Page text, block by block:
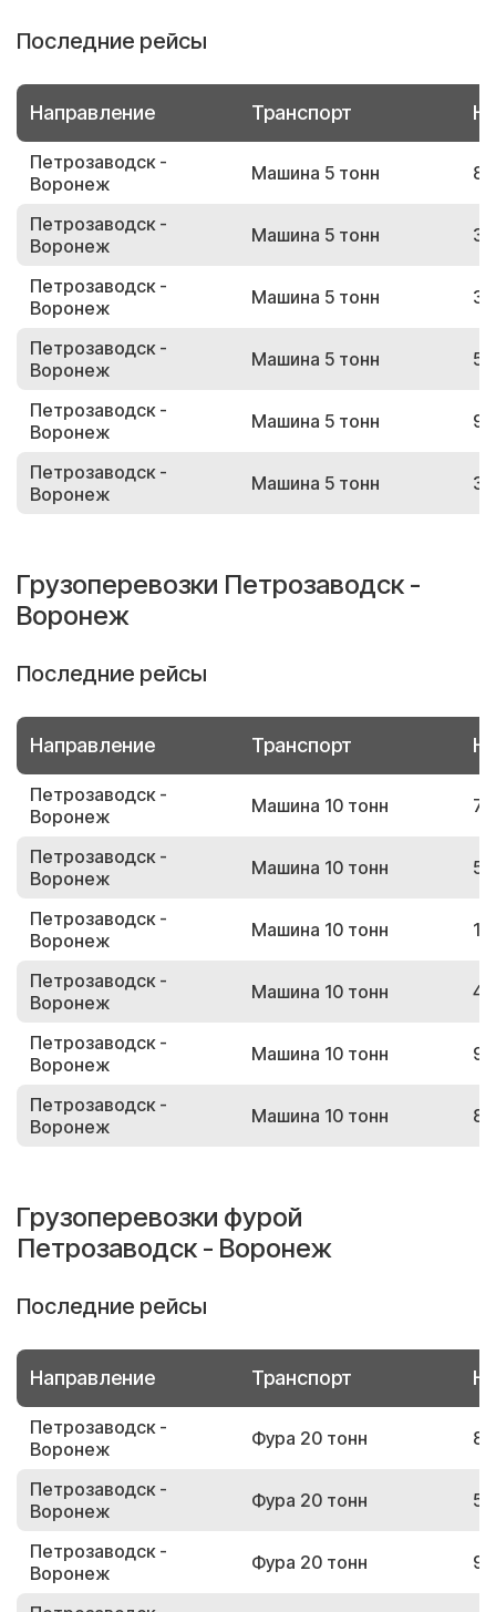
Последние рейсы
Направление Транспорт
Петрозаводск -
Воронеж
Машина 5 тонн
Петрозаводск -
Воронеж
Машина 5 тонн
Петрозаводск -
Воронеж
Машина 5 тонн
Петрозаводск -
Воронеж
Машина 5 тонн
Петрозаводск -
Воронеж
Машина 5 тонн
Петрозаводск -
Воронеж
Машина 5 тонн
Грузоперевозки Петрозаводск -
Воронеж
Последние рейсы
Направление Транспорт
Петрозаводск -
Воронеж
Машина 10 тонн
Петрозаводск -
Воронеж
Машина 10 тонн
Петрозаводск -
Воронеж
Машина 10 тонн
Петрозаводск -
Воронеж
Машина 10 тонн
Петрозаводск -
Воронеж
Машина 10 тонн
Петрозаводск -
Воронеж
Машина 10 тонн
Грузоперевозки фурой
Петрозаводск - Воронеж
Последние рейсы
Направление Транспорт
Петрозаводск -
Воронеж
Фура 20 тонн
Петрозаводск -
Воронеж
Фура 20 тонн
Петрозаводск -
Воронеж
Фура 20 тонн